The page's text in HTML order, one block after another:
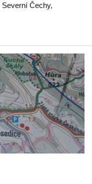
Severní Čechy,